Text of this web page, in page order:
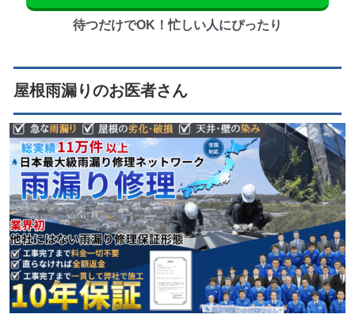
待つだけでOK！忙しい人にぴったり
屋根雨漏りのお医者さん